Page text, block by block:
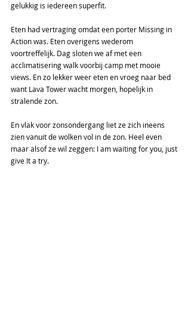
gelukkig is iedereen superfit.
Eten had vertraging omdat een porter Missing in
Action was. Eten overigens wederom
voortreffelijk. Dag sloten we af met een
acclimatisering walk voorbij camp met mooie
views. En zo lekker weer eten en vroeg naar bed
want Lava Tower wacht morgen, hopelijk in
stralende zon.
En vlak voor zonsondergang liet ze zich ineens
zien vanuit de wolken vol in de zon. Heel even
maar alsof ze wil zeggen: I am waiting for you, just
give It a try.